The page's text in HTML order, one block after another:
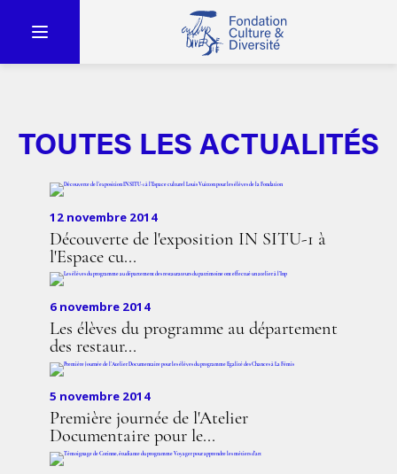
TOUTES LES ACTUALITÉS
12 novembre 2014
Découverte de l'exposition IN SITU-1 à
l'Espace cu...
6 novembre 2014
Les élèves du programme au département
des restaur...
5 novembre 2014
Première journée de l'Atelier
Documentaire pour le...